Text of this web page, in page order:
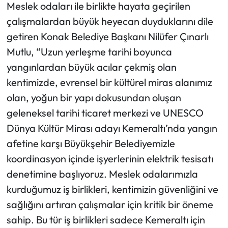
Meslek odaları ile birlikte hayata geçirilen
çalışmalardan büyük heyecan duyduklarını dile
getiren Konak Belediye Başkanı Nilüfer Çınarlı
Mutlu, “Uzun yerleşme tarihi boyunca
yangınlardan büyük acılar çekmiş olan
kentimizde, evrensel bir kültürel miras alanımız
olan, yoğun bir yapı dokusundan oluşan
geleneksel tarihi ticaret merkezi ve UNESCO
Dünya Kültür Mirası adayı Kemeraltı’nda yangın
afetine karşı Büyükşehir Belediyemizle
koordinasyon içinde işyerlerinin elektrik tesisatı
denetimine başlıyoruz. Meslek odalarımızla
kurduğumuz iş birlikleri, kentimizin güvenliğini ve
sağlığını artıran çalışmalar için kritik bir öneme
sahip. Bu tür iş birlikleri sadece Kemeraltı için